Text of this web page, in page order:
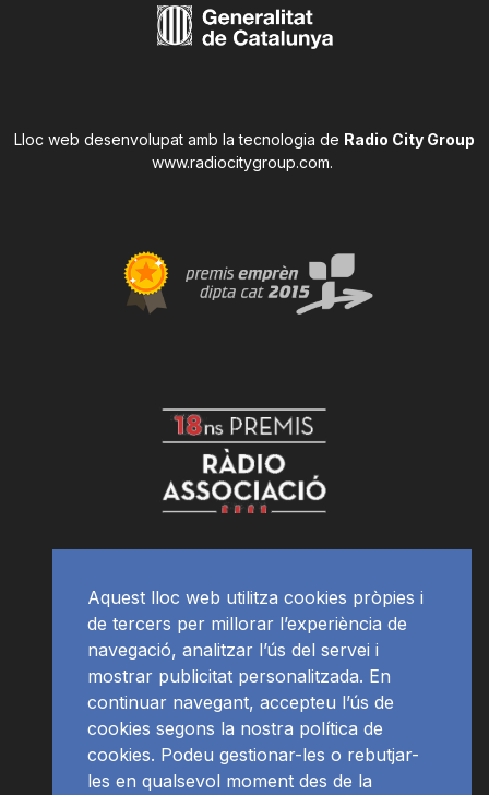
Lloc web desenvolupat amb la tecnologia de Radio City Group
www.radiocitygroup.com.
Aquest lloc web utilitza cookies pròpies i
de tercers per millorar l’experiència de
navegació, analitzar l’ús del servei i
mostrar publicitat personalitzada. En
continuar navegant, accepteu l’ús de
cookies segons la nostra política de
cookies. Podeu gestionar-les o rebutjar-
les en qualsevol moment des de la